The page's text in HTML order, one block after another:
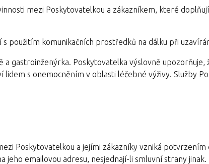
mezi Poskytovatelkou a zákazníkem, které
použitím komunikačních prostředků na dálku při
gastroinženýrka. Poskytovatelka výslovně upozorňuje,
s onemocněním v oblasti léčebné výživy. Služby
Poskytovatelkou a jejími zákazníky vzniká potvrzením
jeho emailovou adresu, nesjednají-li smluvní strany jinak.